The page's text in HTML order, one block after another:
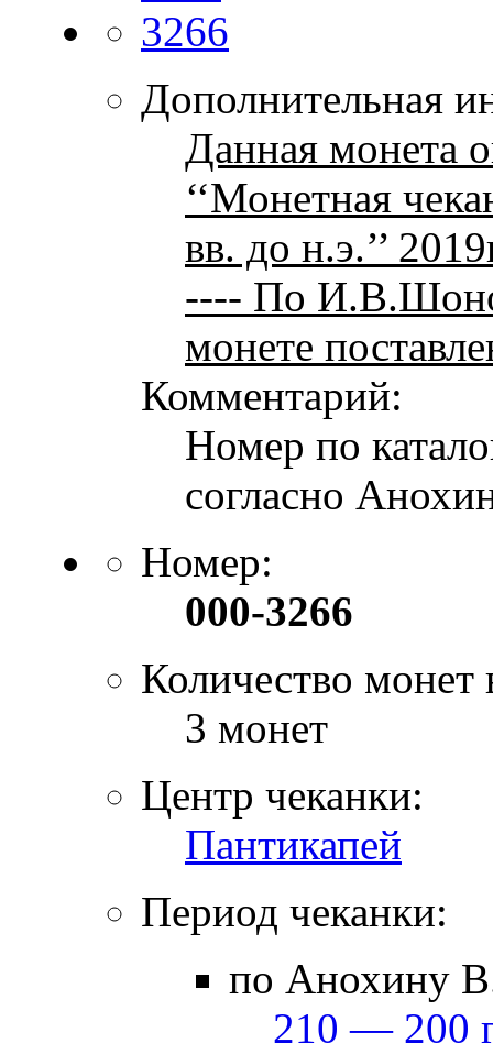
Дополнительная
Данная монета
‘‘Монетная
вв. до н.э.’’
---- По
монете
Комментарий:
Номер по
согласно
Номер:
000-3266
Количество монет
3 монет
Центр чеканки:
Пантикапей
Период чеканки:
по Анохину
210 — 200